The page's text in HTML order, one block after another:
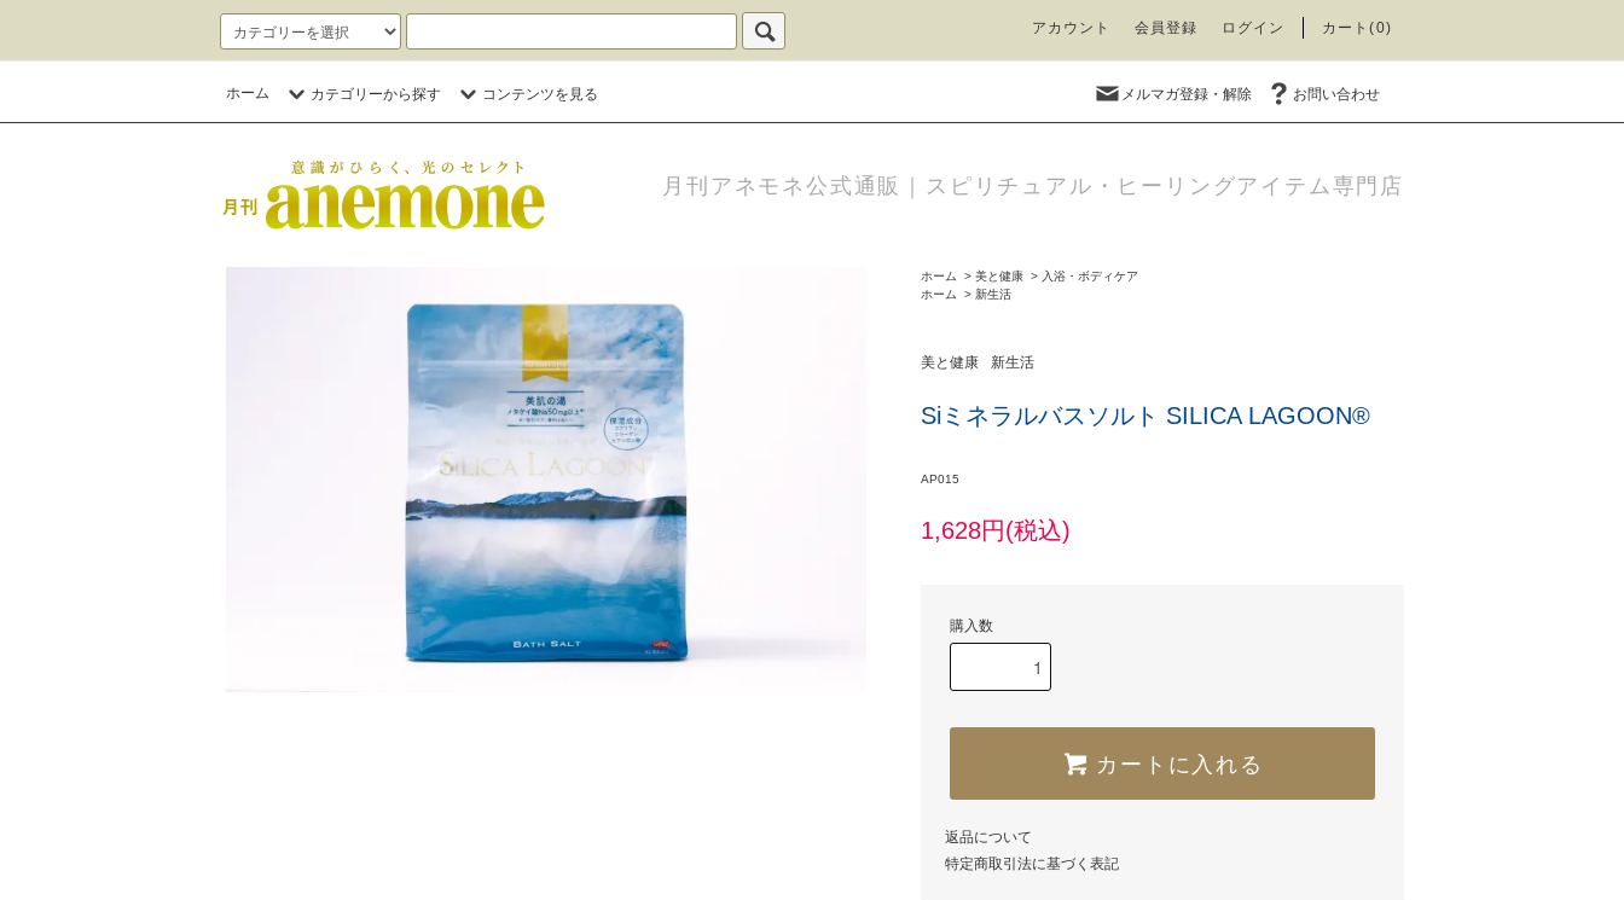
アカウント 会員登録 ログイン カート(0)
ホーム カテゴリーから探す コンテンツを見る メルマガ登録・解除 お問い合わせ
月刊アネモネ公式通販｜スピリチュアル・ヒーリングアイテム専門店
ホーム > 美と健康 > 入浴・ボディケア
ホーム
> 新生活
美と健康 新生活
Siミネラルバスソルト SILICA LAGOON®
AP015
1,628円(税込)
購入数
カートに入れる
返品について
特定商取引法に基づく表記